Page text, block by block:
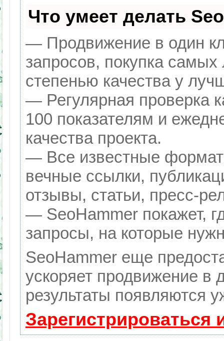
Что умеет делать
— Продвижение в один
запросов, покупка
степенью качества у
— Регулярная проверка
100 показателям и
качества проекта.
— Все известные
вечные ссылки,
отзывы, статьи, пресс-
— SeoHammer покажет,
запросы, на которые
SeoHammer еще
ускоряет продвижение в
результаты появляются